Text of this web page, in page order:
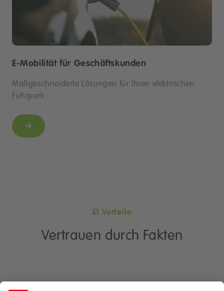
E-Mobilität für Geschäftskunden
Maßgeschneiderte Lösungen für Ihren elektrischen
Fuhrpark.
E1 Vorteile
Vertrauen durch Fakten